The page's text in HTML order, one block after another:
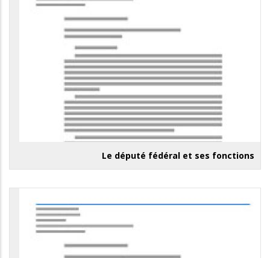
Le député fédéral et ses fonctions